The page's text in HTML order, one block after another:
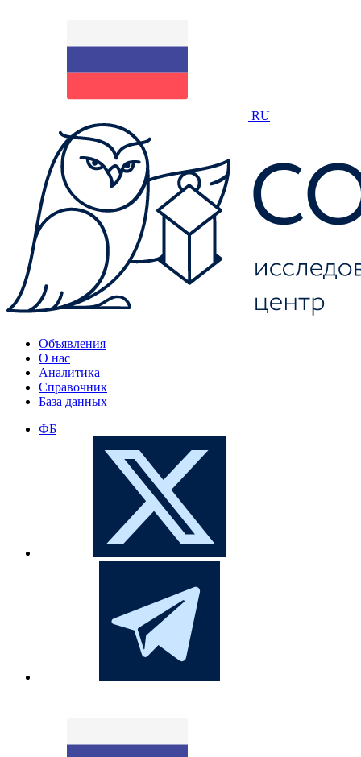
RU
Объявления
О нас
Аналитика
Справочник
База данных
ФБ